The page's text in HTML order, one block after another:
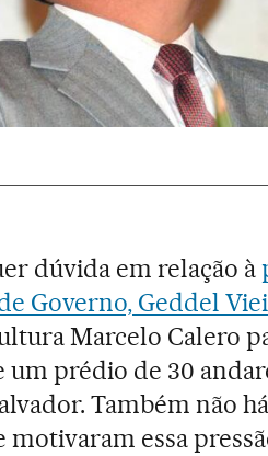
dúvida em relação à
Governo, Geddel
Marcelo Calero
um prédio de 30
Também não
motivaram essa